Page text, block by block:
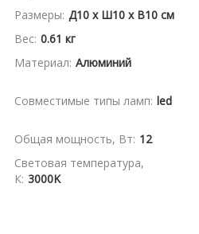
Размеры: Д10 x Ш10 x В10 см
Вес: 0.61 кг
Материал: Алюминий
Совместимые типы ламп: led
Общая мощность, Вт: 12
Световая температура,
К: 3000K